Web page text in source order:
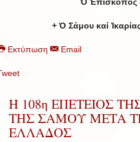
Ὁ Ἐπίσκοπός
+ Ὁ Σάμου καί
Εκτύπωση Email
Η 108η ΕΠΕΤΕΙΟΣ
ΤΗΣ ΣΑΜΟΥ ΜΕΤΑ
ΕΛΛΑΔΟΣ